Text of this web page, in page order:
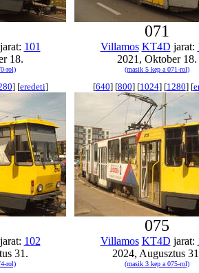
jarat: 101
18.
rol)
071
Villamos KT4D jarat:
2021, Oktober 18.
(masik 5 kep a 071-rol)
] [eredeti]
jarat: 102
31.
rol)
[640] [800] [1024] [1280] [
075
Villamos KT4D jarat:
2024, Augusztus
(masik 3 kep a 075-rol)